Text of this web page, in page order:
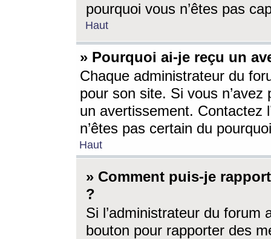
pourquoi vous n’êtes pas
Haut
» Pourquoi ai-je reçu un
Chaque administrateur du
pour son site. Si vous
un avertissement. Contactez
n’êtes pas certain du
Haut
» Comment puis-je
?
Si l’administrateur du forum
bouton pour rapporter des